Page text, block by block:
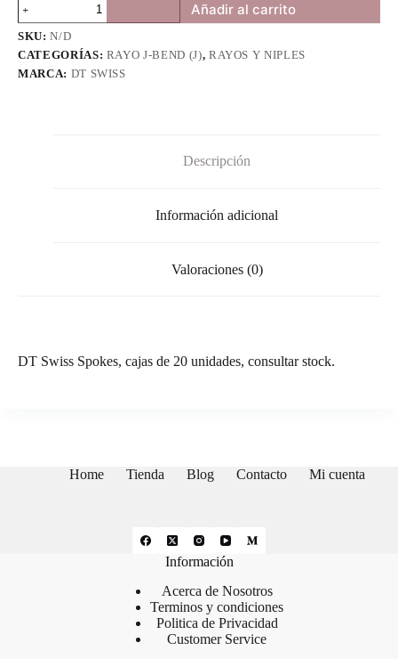
DT
Swiss
Competition
Race
Black
Añadir al carrito
SKU:N/D
CATEGORÍAS: RAYO J-BEND (J), RAYOS Y NIPLES
MARCA: DT SWISS
Descripción
Información adicional
Valoraciones (0)
DT Swiss Spokes, cajas de 20 unidades, consultar stock.
Home Tienda Blog Contacto Mi cuenta
Información
Acerca de Nosotros
Terminos y condiciones
Politica de Privacidad
Customer Service